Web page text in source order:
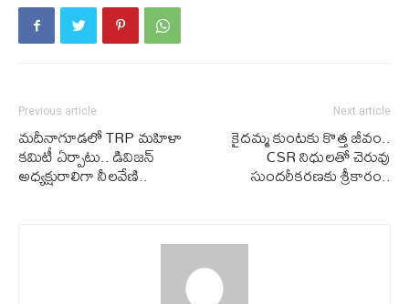
Previous article
మదీనాగూడలో TRP మహిళా
కమిటీ ఏర్పాటు.. డివిజన్
అధ్యక్షురాలిగా నీలవేణి..
Next article
కైదమ్మ కుంటకు కొత్త జీవం..
CSR నిధులతో చెరువు
సుందరీకరణకు శ్రీకారం..